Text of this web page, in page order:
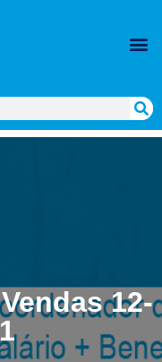
12-